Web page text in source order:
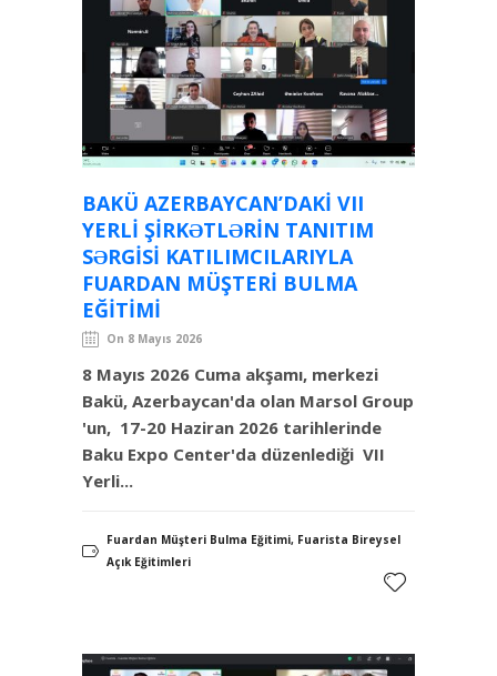
BAKÜ AZERBAYCAN’DAKI VII
YERLI ŞIRKƏTLƏRIN TANITIM
SƏRGISI KATILIMCILARIYLA
FUARDAN MÜŞTERI BULMA
EĞITIMI
On 8 Mayıs 2026
8 Mayıs 2026 Cuma akşamı, merkezi
Bakü, Azerbaycan'da olan Marsol Group
'un, 17-20 Haziran 2026 tarihlerinde
Baku Expo Center'da düzenlediği VII
Yerli...
Fuardan Müşteri Bulma Eğitimi, Fuarista Bireysel
Açık Eğitimleri